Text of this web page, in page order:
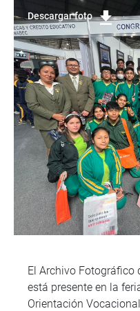
Descargar foto
El Archivo Fotográfico
está presente en la
Orientación